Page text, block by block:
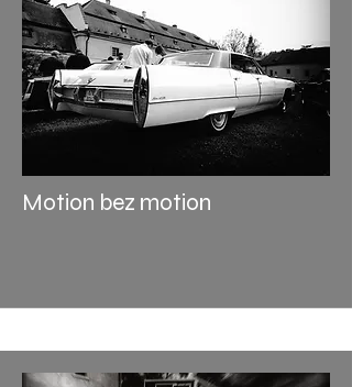
Motion bez motion